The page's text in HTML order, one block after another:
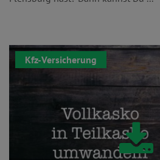
Kfz-Versicherung